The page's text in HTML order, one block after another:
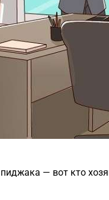
— вот кто